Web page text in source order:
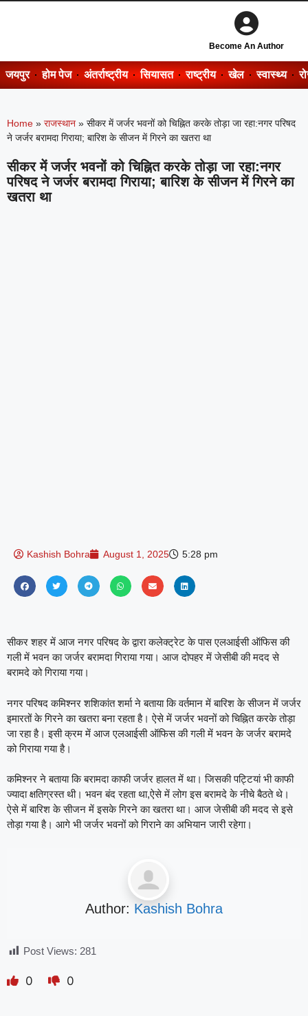
Become An Author
जयपुर होम पेज अंतर्राष्ट्रीय सियासत राष्ट्रीय खेल स्वास्थ्य
Home » राजस्थान » सीकर में जर्जर भवनों को चिह्नित करके तोड़ा जा रहा:नगर परिषद
ने जर्जर बरामदा गिराया; बारिश के सीजन में गिरने का खतरा था
सीकर में जर्जर भवनों को चिह्नित करके तोड़ा जा रहा:नगर
परिषद ने जर्जर बरामदा गिराया; बारिश के सीजन में गिरने का
खतरा था
Kashish Bohra August 1, 2025 5:28 pm
सीकर शहर में आज नगर परिषद के द्वारा कलेक्ट्रेट के पास एलआईसी ऑफिस की
गली में भवन का जर्जर बरामदा गिराया गया। आज दोपहर में जेसीबी की मदद से
बरामदे को गिराया गया।
नगर परिषद कमिश्नर शशिकांत शर्मा ने बताया कि वर्तमान में बारिश के सीजन में जर्जर
इमारतों के गिरने का खतरा बना रहता है। ऐसे में जर्जर भवनों को चिह्नित करके तोड़ा
जा रहा है। इसी क्रम में आज एलआईसी ऑफिस की गली में भवन के जर्जर बरामदे
को गिराया गया है।
कमिश्नर ने बताया कि बरामदा काफी जर्जर हालत में था। जिसकी पट्टियां भी काफी
ज्यादा क्षतिग्रस्त थी। भवन बंद रहता था,ऐसे में लोग इस बरामदे के नीचे बैठते थे।
ऐसे में बारिश के सीजन में इसके गिरने का खतरा था। आज जेसीबी की मदद से इसे
तोड़ा गया है। आगे भी जर्जर भवनों को गिराने का अभियान जारी रहेगा।
Author: Kashish Bohra
Post Views: 281
0 0